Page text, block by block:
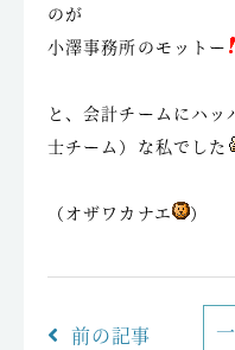
のが
小澤事務所のモットー
と、会計チームにハ
士チーム）な私でした
（オザワカナエ ）
前の記事